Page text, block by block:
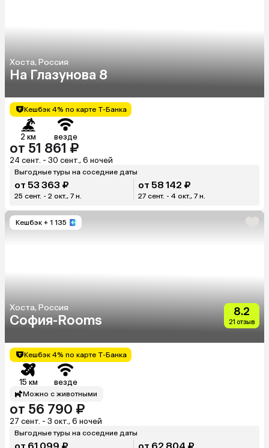
Хоста, Россия
На Глазунова 8
Кешбэк 4% по карте Т-Банка
2 км везде
от 51 861 ₽
24 сент. - 30 сент., 6 ночей
Выгодные туры на соседние даты
от 53 363 ₽
25 сент. - 2 окт., 7 н.
от 58 142 ₽
27 сент. - 4 окт., 7 н.
Кешбэк + 1 135
Хоста, Россия
София-Rooms
8.2
21 отзыв
Кешбэк 4% по карте Т-Банка
15 км везде
Можно с животными
от 56 790 ₽
27 сент. - 3 окт., 6 ночей
Выгодные туры на соседние даты